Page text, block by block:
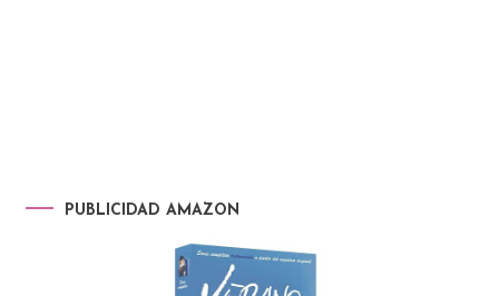
PUBLICIDAD AMAZON